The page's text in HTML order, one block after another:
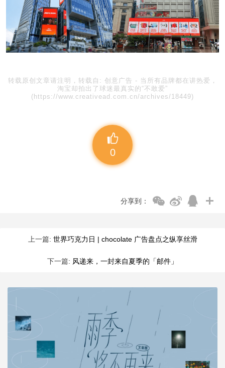
转载原创文章请注明，转载自: 创意广告 - 当所有品牌都在讲热爱，
淘宝却拍出了球迷最真实的“不敢爱”
(https://www.creativead.com.cn/archives/18449)
0
分享到：
上一篇: 世界巧克力日 | chocolate 广告盘点之纵享丝滑
下一篇: 风递来，一封来自夏季的「邮件」